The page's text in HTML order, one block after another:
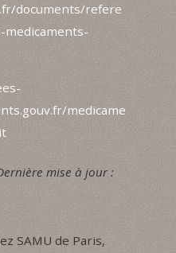
documents/refere
medicame
mise à jour :
SAMU de Paris,